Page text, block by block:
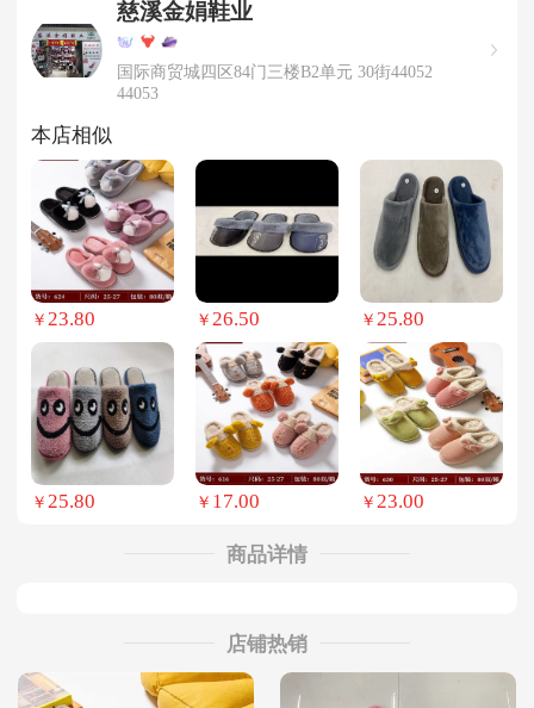
慈溪金娟鞋业
国际商贸城四区84门三楼B2单元 30街44052
44053
本店相似
￥ 23.80 ￥ 26.50 ￥ 25.80
￥ 25.80 ￥ 17.00 ￥ 23.00
商品详情
店铺热销